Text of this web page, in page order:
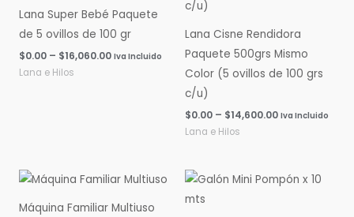
Lana Super Bebé Paquete
de 5 ovillos de 100 gr
$0.00 – $16,060.00
$16,060.00
Iva Incluido
Lana e Hilos
Lana Cisne Rendidora
Paquete 500grs Mismo
Color (5 ovillos de 100 grs
c/u)
$0.00 – $14,600.00 Iva Incluido
Lana e Hilos
Máquina Familiar Multiuso